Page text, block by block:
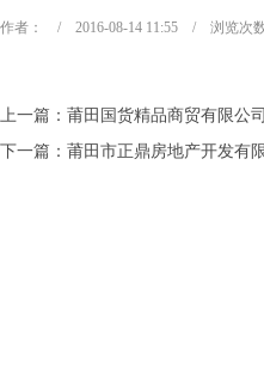
作者： / 2016-08-14 11:55 / 浏览次数
上一篇： 莆田国货精品商贸有限公司
下一篇： 莆田市正鼎房地产开发有